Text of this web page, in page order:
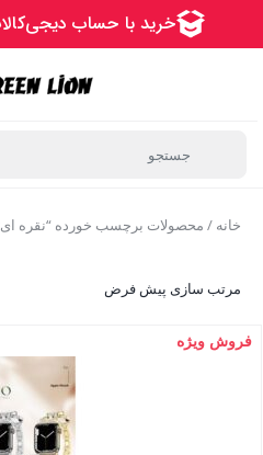
خانه / محصولات برچسب خورده “نقره ای42 میلی متر”
مرتب سازی پیش فرض
فروش ویژه